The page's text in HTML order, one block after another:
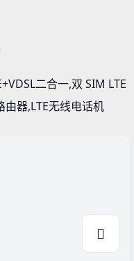
二合一,双 SIM LTE
由器,LTE无线电话机